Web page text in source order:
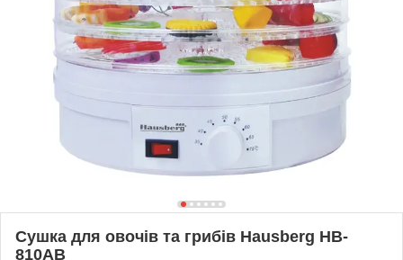
Сушка для овочів та грибів Hausberg HB-
810AB